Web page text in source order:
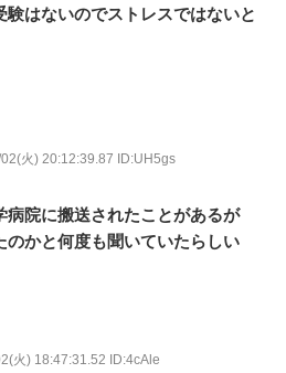
はないのでストレスではないと
火) 20:12:39.87 ID:UH5gs
病院に搬送されたことがあるが
のかと何度も聞いていたらしい
火) 18:47:31.52 ID:4cAle